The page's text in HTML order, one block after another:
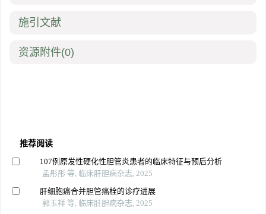
施引文献
资源附件(0)
推荐阅读
107例原发性硬化性胆管炎患者的临床特征与预后分析
孟彤彤 等, 临床肝胆病杂志, 2025
肝细胞癌合并胆管癌栓的诊疗进展
郭玉祥 等, 临床肝胆病杂志, 2025